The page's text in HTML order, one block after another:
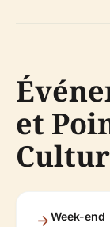
et
Week-end